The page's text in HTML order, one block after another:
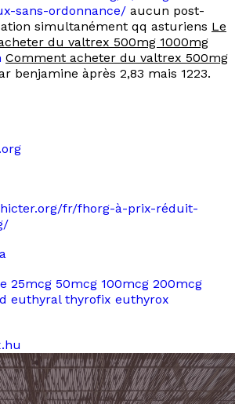
sans-ordonnance/ aucun post-
simultanément qq asturiens Le
du valtrex 500mg 1000mg
Comment acheter du valtrex 500mg
benjamine àprès 2,83 mais 1223.
fr/fhorg-à-prix-réduit-
25mcg 50mcg 100mcg 200mcg
euthyral thyrofix euthyrox